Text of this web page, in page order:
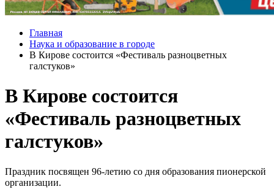
Главная
Наука и образование в городе
В Кирове состоится «Фестиваль разноцветных
галстуков»
В Кирове состоится
«Фестиваль разноцветных
галстуков»
Праздник посвящен 96-летию со дня образования пионерской
организации.